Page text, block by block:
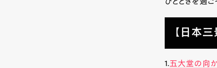
ひとときを過ご
【日本
1.五大堂の向